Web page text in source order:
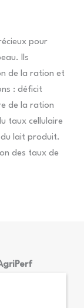
pour
Ils
de la ration et
: déficit
de la ration
taux cellulaire
lait produit.
des taux de